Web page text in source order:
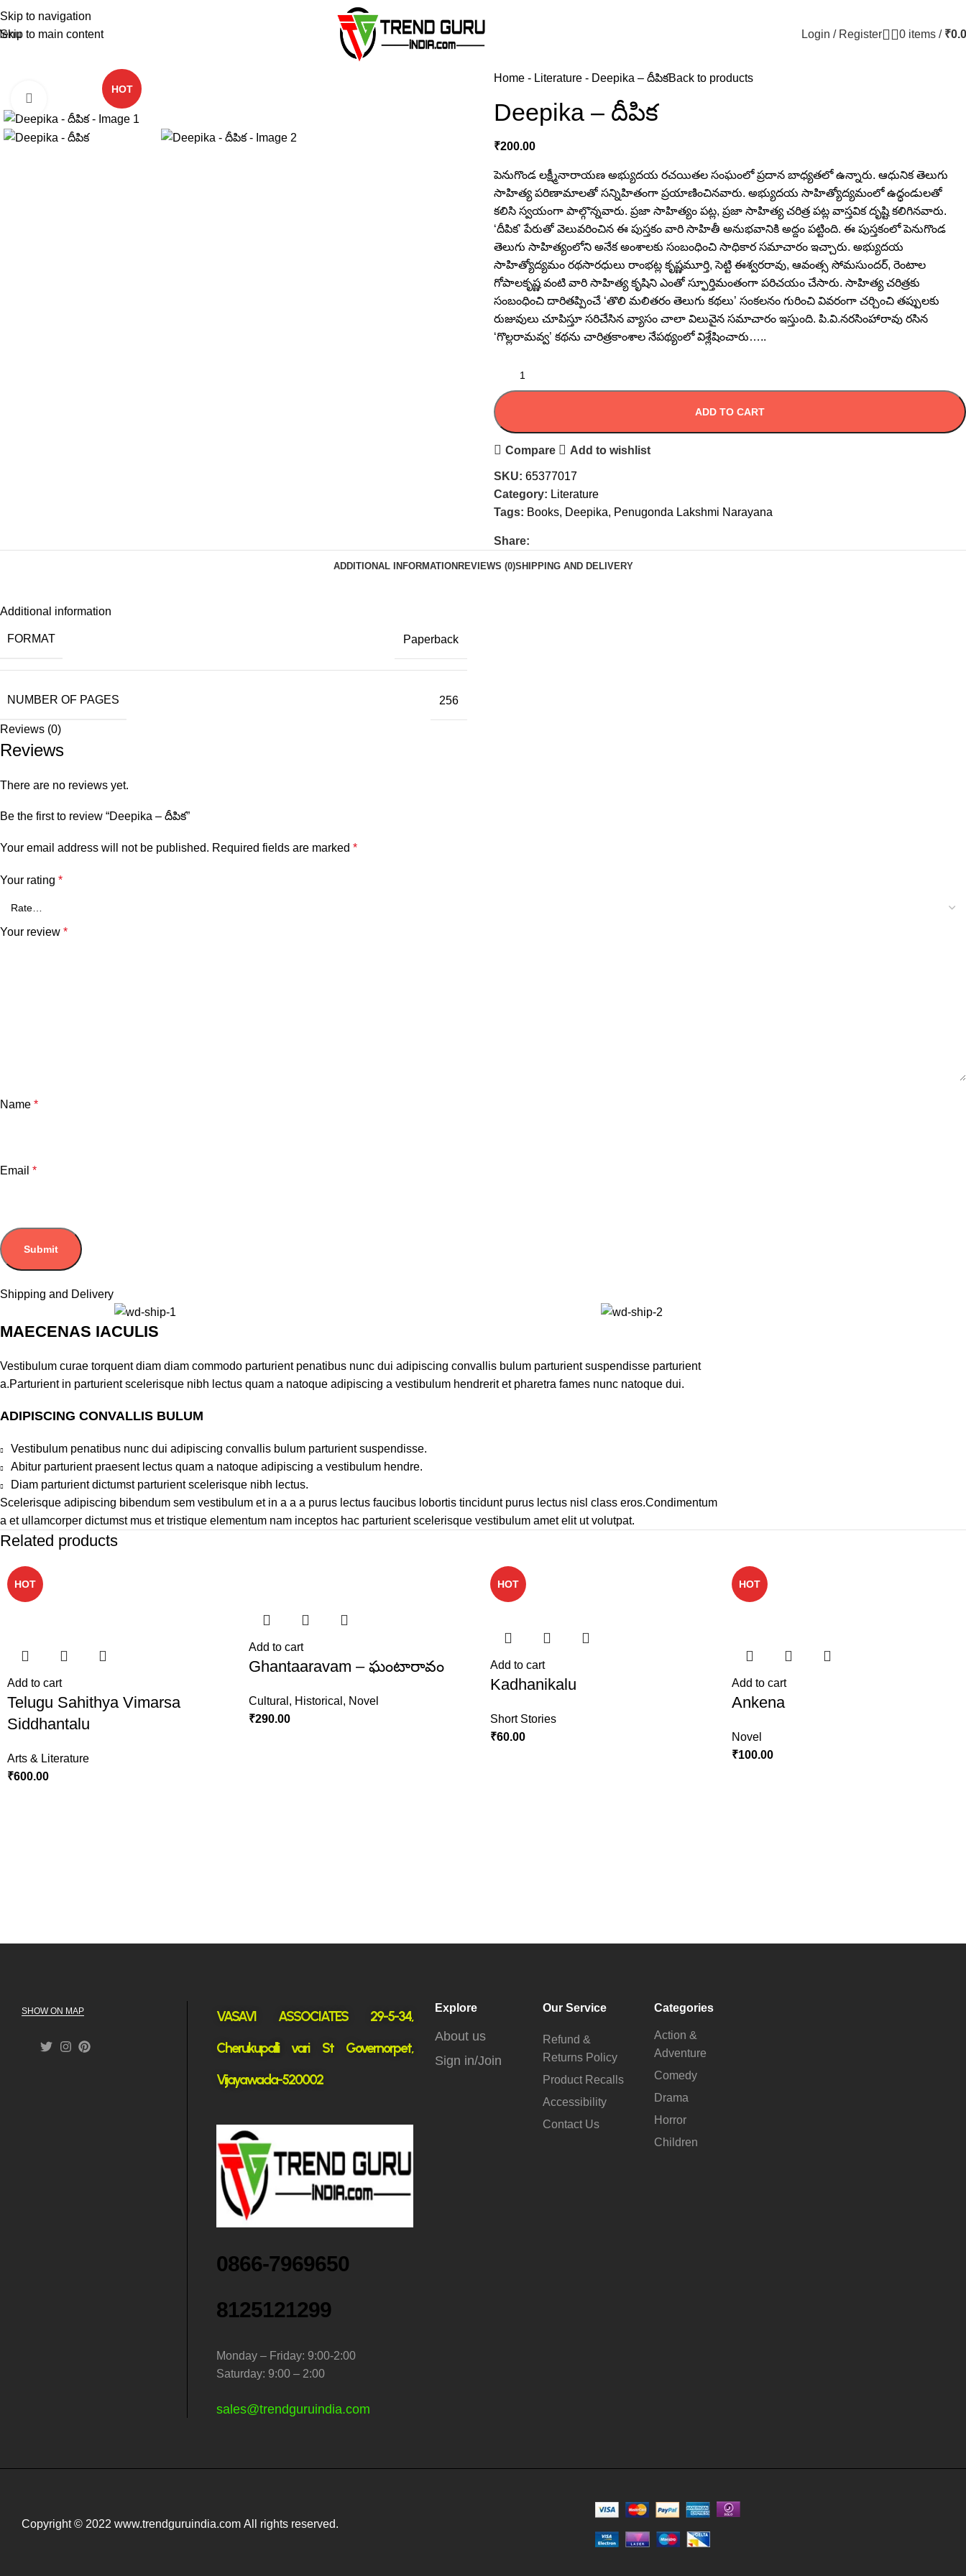
Skip to navigation
Skip to main content
Login / Register 0 items / ₹
HOT
Click to enlarge
Home - Literature - Deepika – దీపికBack to products
Deepika – దీపిక
₹200.00
పెనుగొండ లక్ష్మీనారాయణ అభ్యుదయ రచయితల సంఘంలో ప్రదాన బాధ్యతలో ఉన్నారు. ఆధునిక తెలుగు
సాహిత్య పరిణామాలతో సన్నిహితంగా ప్రయాణించినవారు. అభ్యుదయ సాహిత్యోద్యమంలో ఉద్ధండులతో
కలిసి స్వయంగా పాల్గొన్నవారు. ప్రజా సాహిత్యం పట్ల, ప్రజా సాహిత్య చరిత్ర పట్ల వాస్తవిక దృష్టి కలిగినవారు.
‘దీపిక’ పేరుతో వెలువరించిన ఈ పుస్తకం వారి సాహితీ అనుభవానికి అద్దం పట్టింది. ఈ పుస్తకంలో పెనుగొండ
తెలుగు సాహిత్యంలోని అనేక అంశాలకు సంబంధించి సాధికార సమాచారం ఇచ్చారు. అభ్యుదయ
సాహిత్యోద్యమం రథసారధులు రాంభట్ల కృష్ణమూర్తి, సెట్టి ఈశ్వరరావు, ఆవంత్స సోమసుందర్‌, రెంటాల
గోపాలకృష్ణ వంటి వారి సాహిత్య కృషిని ఎంతో స్ఫూర్తిమంతంగా పరిచయం చేసారు. సాహిత్య చరిత్రకు
సంబంధించి దారితప్పించే ‘తొలి మలితరం తెలుగు కథలు’ సంకలనం గురించి వివరంగా చర్చించి తప్పులకు
రుజువులు చూపిస్తూ సరిచేసిన వ్యాసం చాలా విలువైన సమాచారం ఇస్తుంది. పి.వి.నరసింహారావు రసిన
‘గొల్లరామవ్వ’ కథను చారిత్రకాంశాల నేపథ్యంలో విశ్లేషించారు…..
ADD TO CART
Compare Add to wishlist
SKU: 65377017
Category: Literature
Tags: Books, Deepika, Penugonda Lakshmi Narayana
Share:
ADDITIONAL INFORMATION REVIEWS (0)SHIPPING AND DELIVERY
Additional information
FORMAT Paperback
NUMBER OF PAGES 256
Reviews (0)
Reviews
There are no reviews yet.
Be the first to review “Deepika – దీపిక”
Your email address will not be published. Required fields are marked *
Your rating *
Your review *
Name *
Email *
Shipping and Delivery
MAECENAS IACULIS
Vestibulum curae torquent diam diam commodo parturient penatibus nunc dui adipiscing convallis bulum parturient suspendisse parturient
a.Parturient in parturient scelerisque nibh lectus quam a natoque adipiscing a vestibulum hendrerit et pharetra fames nunc natoque dui.
ADIPISCING CONVALLIS BULUM
Vestibulum penatibus nunc dui adipiscing convallis bulum parturient suspendisse.
Abitur parturient praesent lectus quam a natoque adipiscing a vestibulum hendre.
Diam parturient dictumst parturient scelerisque nibh lectus.
Scelerisque adipiscing bibendum sem vestibulum et in a a a purus lectus faucibus lobortis tincidunt purus lectus nisl class eros.Condimentum
a et ullamcorper dictumst mus et tristique elementum nam inceptos hac parturient scelerisque vestibulum amet elit ut volutpat.
Related products
HOT
Add to cart
Telugu Sahithya Vimarsa
Siddhantalu
Arts & Literature
₹600.00
Add to cart
Ghantaaravam – ఘంటారావం
Cultural , Historical , Novel
₹290.00
HOT
Add to cart
Kadhanikalu
Short Stories
₹60.00
HOT
Add to cart
Ankena
Novel
₹100.00
SHOW ON MAP
VASAVI ASSOCIATES 29-5-34,
Cherukupalli vari St Governorpet,
Vijayawada-520002
0866-7969650
8125121299
Monday – Friday: 9:00-2:00
Saturday: 9:00 – 2:00
sales@trendguruindia.com
Explore
About us
Sign in/Join
Our Service
Refund &
Returns Policy
Product Recalls
Accessibility
Contact Us
Categories
Action &
Adventure
Comedy
Drama
Horror
Children
Copyright © 2022 www.trendguruindia.com All rights reserved.